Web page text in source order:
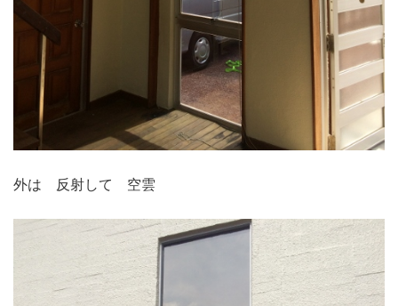
外は 反射して 空雲